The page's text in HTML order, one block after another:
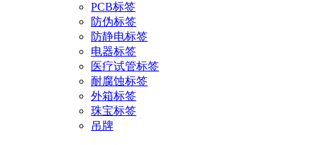
PCB标签
防伪标签
防静电标签
电器标签
医疗试管标签
耐腐蚀标签
外箱标签
珠宝标签
吊牌